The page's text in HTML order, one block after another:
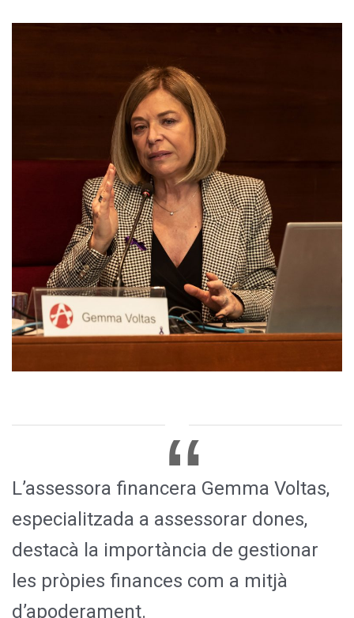
L’assessora financera Gemma Voltas,
especialitzada a assessorar dones,
destacà la importància de gestionar
les pròpies finances com a mitjà
d’apoderament.